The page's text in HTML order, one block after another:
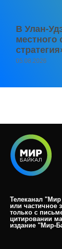
В Улан-
местного
05.08.2026
Телеканал
или частичное
только с
цитировании
издание "Мир-